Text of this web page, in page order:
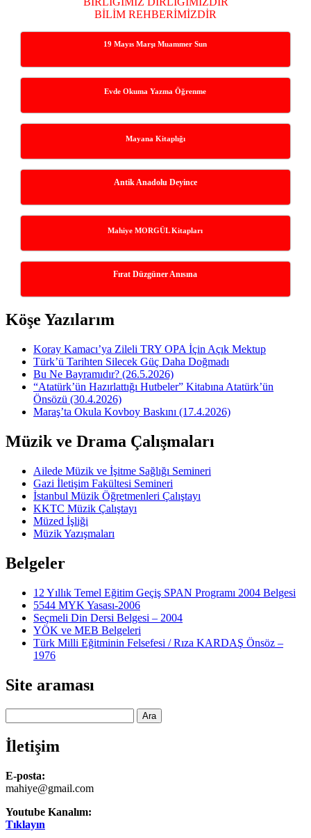
BİLİM REHBERİMİZDİR
19 Mayıs Marşı Muammer Sun
Evde Okuma Yazma Öğrenme
Mayana Kitaplığı
Antik Anadolu Deyince
Mahiye MORGÜL Kitapları
Fırat Düzgüner Anısına
Köşe Yazılarım
Koray Kamacı’ya Zileli TRY OPA İçin Açık Mektup
Türk’ü Tarihten Silecek Güç Daha Doğmadı
Bu Ne Bayramıdır? (26.5.2026)
“Atatürk’ün Hazırlattığı Hutbeler” Kitabına Atatürk’ün
Önsözü (30.4.2026)
Maraş’ta Okula Kovboy Baskını (17.4.2026)
Müzik ve Drama Çalışmaları
Ailede Müzik ve İşitme Sağlığı Semineri
Gazi İletişim Fakültesi Semineri
İstanbul Müzik Öğretmenleri Çalıştayı
KKTC Müzik Çalıştayı
Müzed İşliği
Müzik Yazışmaları
Belgeler
12 Yıllık Temel Eğitim Geçiş SPAN Programı 2004 Belgesi
5544 MYK Yasası-2006
Seçmeli Din Dersi Belgesi – 2004
YÖK ve MEB Belgeleri
Türk Milli Eğitminin Felsefesi / Rıza KARDAŞ Önsöz –
1976
Site araması
İletişim
E-posta:
mahiye@gmail.com
Youtube Kanalım:
Tıklayın